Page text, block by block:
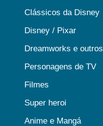
Clássicos da Disney
Disney / Pixar
Dreamworks e outros
Personagens de TV
Filmes
Super heroi
Anime e Mangá